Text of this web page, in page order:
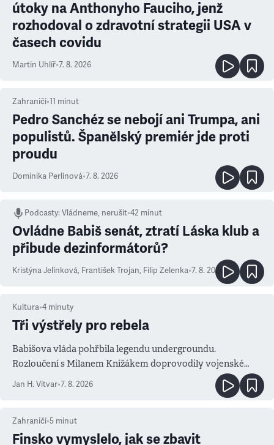
útoky na Anthonyho Fauciho, jenž
rozhodoval o zdravotní strategii USA v
časech covidu
Martin Uhlíř•7. 8. 2026
Zahraničí•11 minut
Pedro Sanchéz se nebojí ani Trumpa, ani
populistů. Španělský premiér jde proti
proudu
Dominika Perlínová•7. 8. 2026
Podcasty:Vládneme, nerušit•42 minut
Ovládne Babiš senát, ztratí Láska klub a
přibude dezinformátorů?
Kristýna Jelínková, František Trojan, Filip Zelenka•7. 8. 2026
Kultura•4 minuty
Tři výstřely pro rebela
Babišova vláda pohřbila legendu undergroundu.
Rozloučení s Milanem Knížákem doprovodily vojenské
salvy i kritika pokrokářů
Jan H. Vitvar•7. 8. 2026
Zahraničí•5 minut
Finsko vymyslelo, jak se zbavit